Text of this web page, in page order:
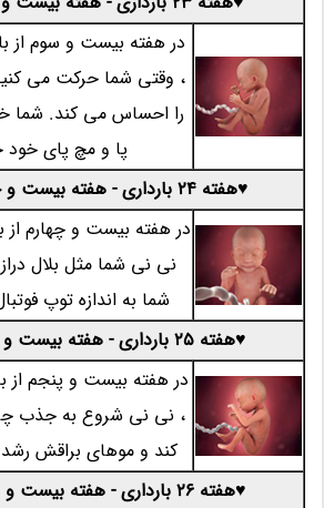
در هفته بیست و سوم از
، وقتی شما حرکت می
را احساس می کند. شما
پا و مچ پای
♥هفته 24 بارداری - هفته بیست و چهارم بارداری
در هفته بیست و چهارم از
نی نی شما مثل بلال
شما به اندازه توپ
♥هفته 25 بارداری - هفته بیست و پنجم بارداری
در هفته بیست و پنجم از
، نی نی شروع به جذب
کند و موهای براقش
♥هفته 26 بارداری - هفته بیست و ششم بارداری